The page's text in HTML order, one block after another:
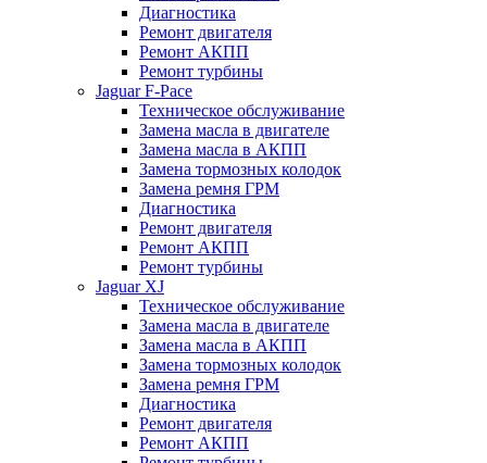
Диагностика
Ремонт двигателя
Ремонт АКПП
Ремонт турбины
Jaguar F-Pace
Техническое обслуживание
Замена масла в двигателе
Замена масла в АКПП
Замена тормозных колодок
Замена ремня ГРМ
Диагностика
Ремонт двигателя
Ремонт АКПП
Ремонт турбины
Jaguar XJ
Техническое обслуживание
Замена масла в двигателе
Замена масла в АКПП
Замена тормозных колодок
Замена ремня ГРМ
Диагностика
Ремонт двигателя
Ремонт АКПП